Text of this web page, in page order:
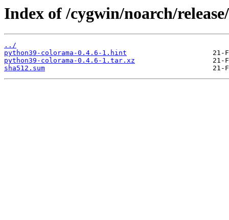
Index of /cygwin/noarch/
../
python39-colorama-0.4.6-1.hint
python39-colorama-0.4.6-1.tar.xz
sha512.sum